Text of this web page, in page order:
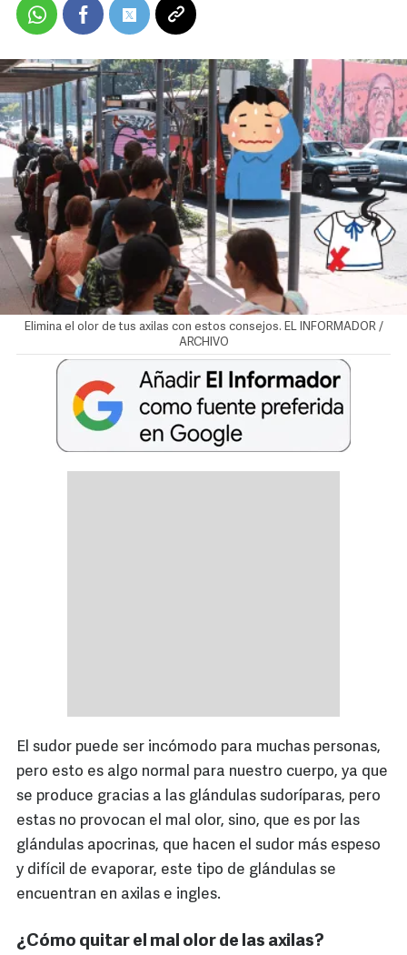
Elimina el olor de tus axilas con estos consejos. EL INFORMADOR /
ARCHIVO
El sudor puede ser incómodo para muchas personas,
pero esto es algo normal para nuestro cuerpo, ya que
se produce gracias a las glándulas sudoríparas, pero
estas no provocan el mal olor, sino, que es por las
glándulas apocrinas, que hacen el sudor más espeso
y difícil de evaporar, este tipo de glándulas se
encuentran en axilas e ingles.
¿Cómo quitar el mal olor de las axilas?